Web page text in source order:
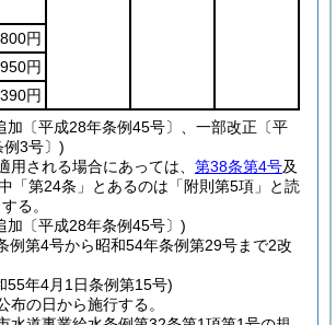
円
円
円
〔平成28年条例45号〕、一部改正〔平
例3号〕)
用される場合にあっては、 第38条第4号及
「第24条」とあるのは「附則第5項」と読
る。
〔平成28年条例45号〕)
例第4号から昭和54年条例第29号まで2改
55年4月1日条例第15号)
布の日から施行する。